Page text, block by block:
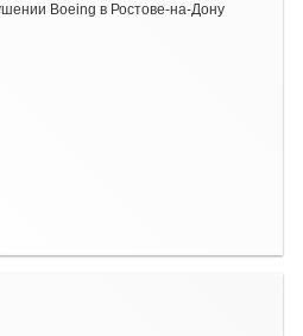
Boeing в Ростове-на-Дону